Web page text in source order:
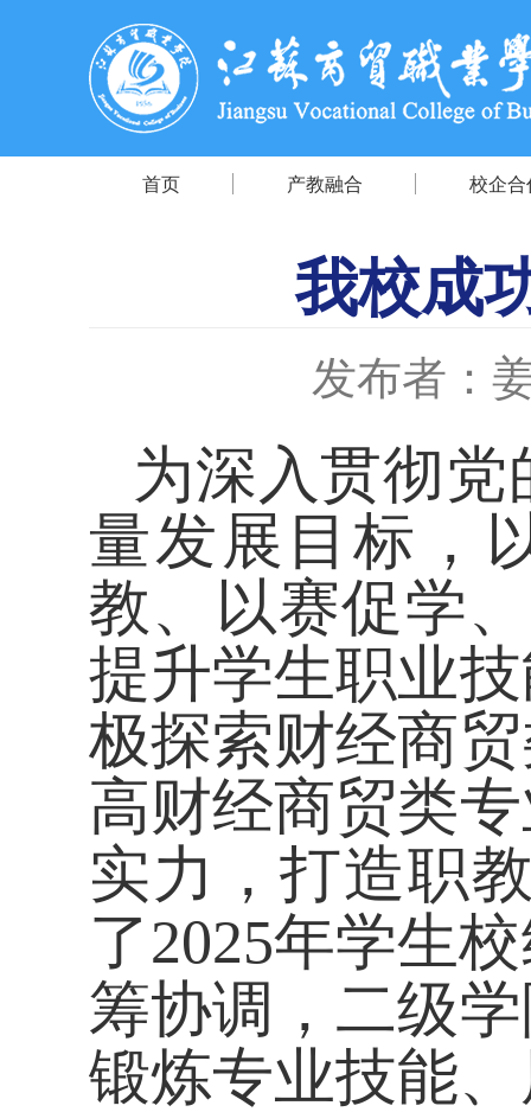
首页 产教融合 校企合
我校成
发布者：
为深入贯彻党
量发展目标，
教、以赛促学
提升学生职业
极探索财经商
高财经商贸类
实力，打造职
了2025年学生
筹协调，二级
锻炼专业技能